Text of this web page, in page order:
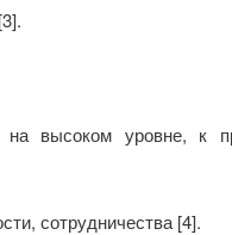
высоком уровне, к
сотрудничества [4].